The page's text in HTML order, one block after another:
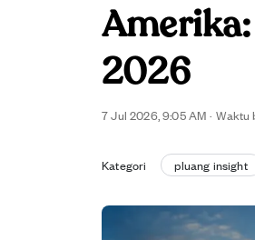
2026
7 Jul 2026, 9:05 AM · Waktu
Kategori pluang insight